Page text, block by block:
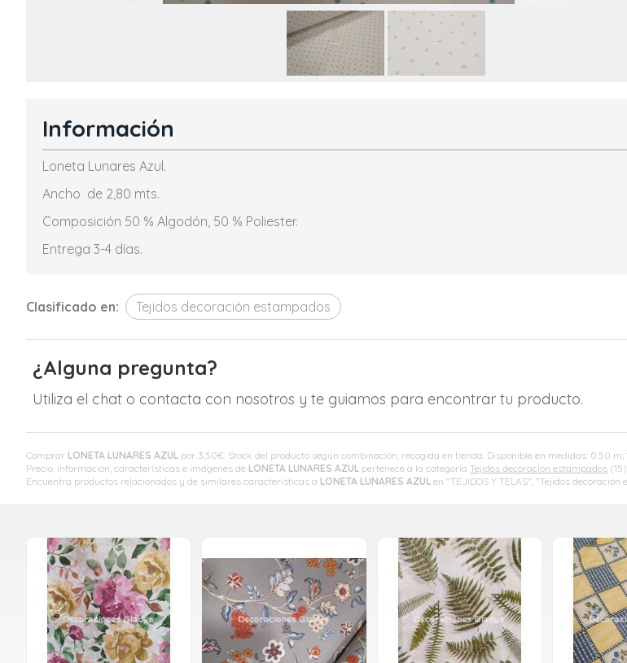
Comprar LONETA LUNARES AZUL por 3,50€ . Stock del producto según combinación, recogida en tienda. Disponible en medidas: 0.50
Precio, información, características e imágenes de LONETA LUNARES AZUL pertenece a la categoría Tejidos decoración estampados (15).
Encuentra productos relacionados y de similares características a LONETA LUNARES AZUL en "TEJIDOS Y TELAS", "Tejidos decoración
Información
Loneta Lunares Azul.
Ancho de 2,80 mts.
Composición 50 % Algodón, 50 % Poliester.
Entrega 3-4 días.
Clasificado en: Tejidos decoración estampados
¿Alguna pregunta?
Utiliza el chat o contacta con nosotros y te guiamos para encontrar tu producto.